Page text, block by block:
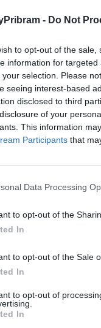
- Do Not
to opt-out of the
information for
your selection. Please
seeing interest-based
disclosed to third
of your
This information
Participants that
Data Processing
to opt-out of the
In
to opt-out of the Sale
In
to opt-out of
In
roku utichl
chodci jsou
se podle radnice má
vrátilo značení
z chodníku
ulici chtěli koupit
komplikuje cestu
budou pokračovat
šoupat,
prací se dá vše do
se počítá